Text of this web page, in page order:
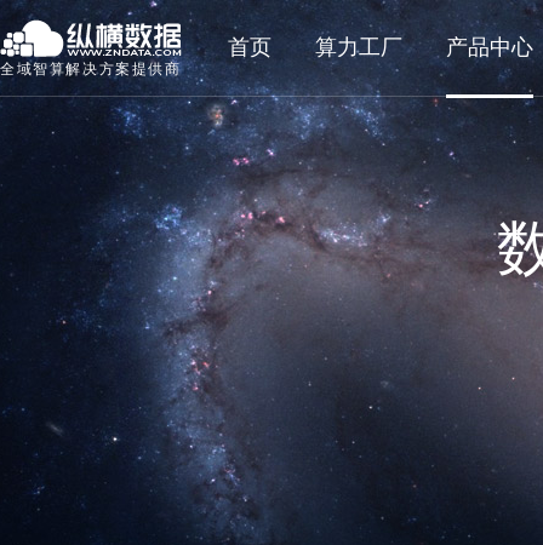
全域智算解决方案提供商
首页 算力工厂 产品中心